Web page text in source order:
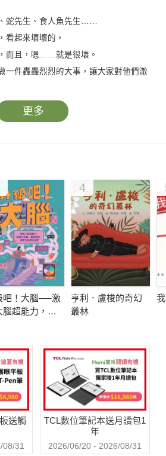
先生、食人魚先生……
起來壞壞的，
且，嗯……就是很壞。
件轟轟烈烈的大事，讓大家對他們澈
實在「誤會很深」，於是找來其他人
、做好事，首先，他們決定要解救動物
是一隻又大又壞又恐怖的狼！我才
怪物。」是嗎？！
啦，我們並不像你們想得那麼壞！大
嘛，讓我來告訴你吧，兄弟──就算我有
刀一樣鋒利的爪子……
也不表示……
更多
吧！大腦──激
腦超能力，破
4
亨利．盧梭的奇幻
叢林
送觸
08/31
TCL數位筆記本送月讀包1
年
2026/06/20 - 2026/08/31